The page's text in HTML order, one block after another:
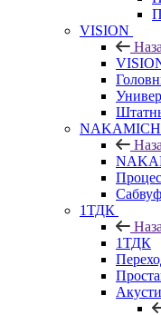
VISION
1ТДК
1ТДК